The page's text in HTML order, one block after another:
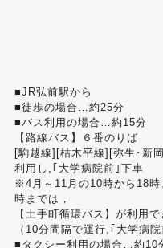
■JR弘前駅から
■徒歩の場合…約25分
■バス利用の場合…約15分
【路線バス】６番のりば
[駒越線][枯木平線][弥生･新
利用し,｢大学病院前｣下車
※4月～11月の10時から18
時までは，
【土手町循環バス】が利用で
（10分間隔で運行,｢大学病院
■タクシー利用の場合…約10